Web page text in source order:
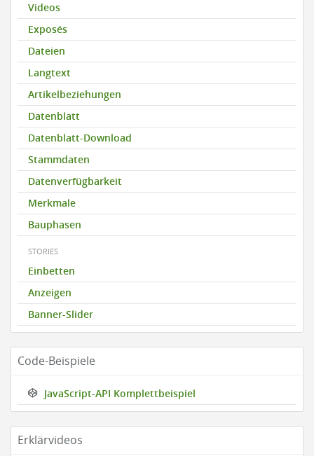
Videos
Exposés
Dateien
Langtext
Artikelbeziehungen
Datenblatt
Datenblatt-Download
Stammdaten
Datenverfügbarkeit
Merkmale
Bauphasen
STORIES
Einbetten
Anzeigen
Banner-Slider
Code-Beispiele
JavaScript-API Komplettbeispiel
Erklärvideos